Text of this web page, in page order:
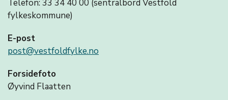
Telefon: 33 34 40 00 (sentralbord Vestfold
fylkeskommune)
E-post
post@vestfoldfylke.no
Forsidefoto
Øyvind Flaatten